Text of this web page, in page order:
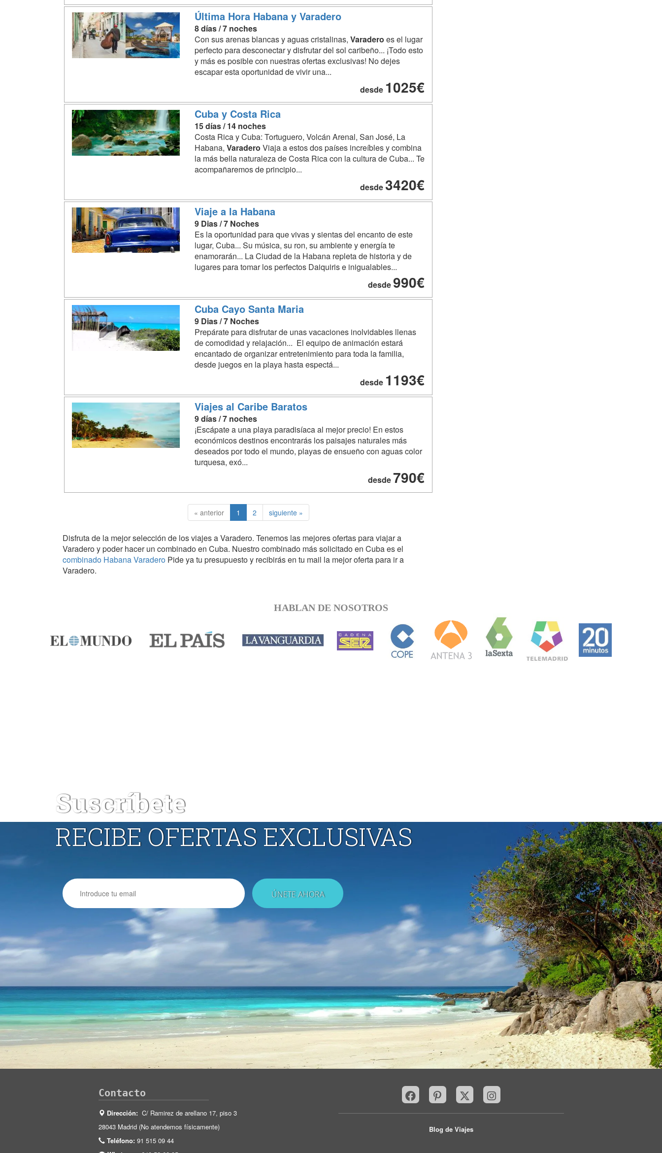
Última Hora Habana y Varadero
8 días / 7 noches
Con sus arenas blancas y aguas cristalinas, Varadero es el lugar
perfecto para desconectar y disfrutar del sol caribeño... ¡Todo esto
y más es posible con nuestras ofertas exclusivas! No dejes
escapar esta oportunidad de vivir una...
desde 1025€
Cuba y Costa Rica
15 días / 14 noches
Costa Rica y Cuba: Tortuguero, Volcán Arenal, San José, La
Habana, Varadero Viaja a estos dos países increíbles y combina
la más bella naturaleza de Costa Rica con la cultura de Cuba... Te
acompañaremos de principio...
desde 3420€
Viaje a la Habana
9 Dias / 7 Noches
Es la oportunidad para que vivas y sientas del encanto de este
lugar, Cuba... Su música, su ron, su ambiente y energía te
enamorarán... La Ciudad de la Habana repleta de historia y de
lugares para tomar los perfectos Daiquiris e inigualables...
desde990€
Cuba Cayo Santa Maria
9 Dias / 7 Noches
Prepárate para disfrutar de unas vacaciones inolvidables llenas
de comodidad y relajación... El equipo de animación estará
encantado de organizar entretenimiento para toda la familia,
desde juegos en la playa hasta espectá...
desde 1193€
Viajes al Caribe Baratos
9 días / 7 noches
¡Escápate a una playa paradisíaca al mejor precio! En estos
económicos destinos encontrarás los paisajes naturales más
deseados por todo el mundo, playas de ensueño con aguas color
turquesa, exó...
desde790€
« anterior 1 2 siguiente »
Disfruta de la mejor selección de los viajes a Varadero. Tenemos las mejores ofertas para viajar a
Varadero y poder hacer un combinado en Cuba. Nuestro combinado más solicitado en Cuba es el
combinado Habana Varadero Pide ya tu presupuesto y recibirás en tu mail la mejor oferta para ir a
Varadero.
HABLAN DE NOSOTROS
Suscríbete
RECIBE OFERTAS EXCLUSIVAS
Email
Contacto
Dirección:C/ Ramirez de arellano 17, piso 3
28043 Madrid (No atendemos físicamente)
Teléfono: 91 515 09 44
Blog de Viajes